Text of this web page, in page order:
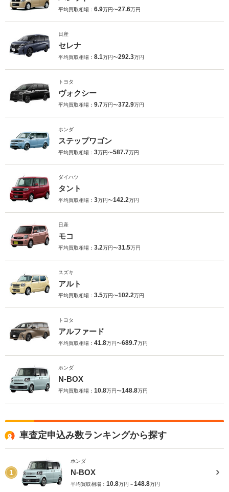
平均買取相場： 6.9万円〜27.6万円
日産
セレナ
平均買取相場： 8.1万円〜292.3万円
トヨタ
ヴォクシー
平均買取相場： 9.7万円〜372.9万円
ホンダ
ステップワゴン
平均買取相場： 3万円〜587.7万円
ダイハツ
タント
平均買取相場： 3万円〜142.2万円
日産
モコ
平均買取相場： 3.2万円〜31.5万円
スズキ
アルト
平均買取相場： 3.5万円〜102.2万円
トヨタ
アルファード
平均買取相場： 41.8万円〜689.7万円
ホンダ
N-BOX
平均買取相場： 10.8万円〜148.8万円
車査定申込み数ランキングから探す
1
ホンダ
N-BOX
平均買取相場： 10.8万円～148.8万円